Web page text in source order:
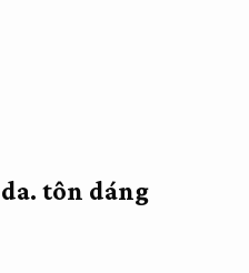
tôn dáng